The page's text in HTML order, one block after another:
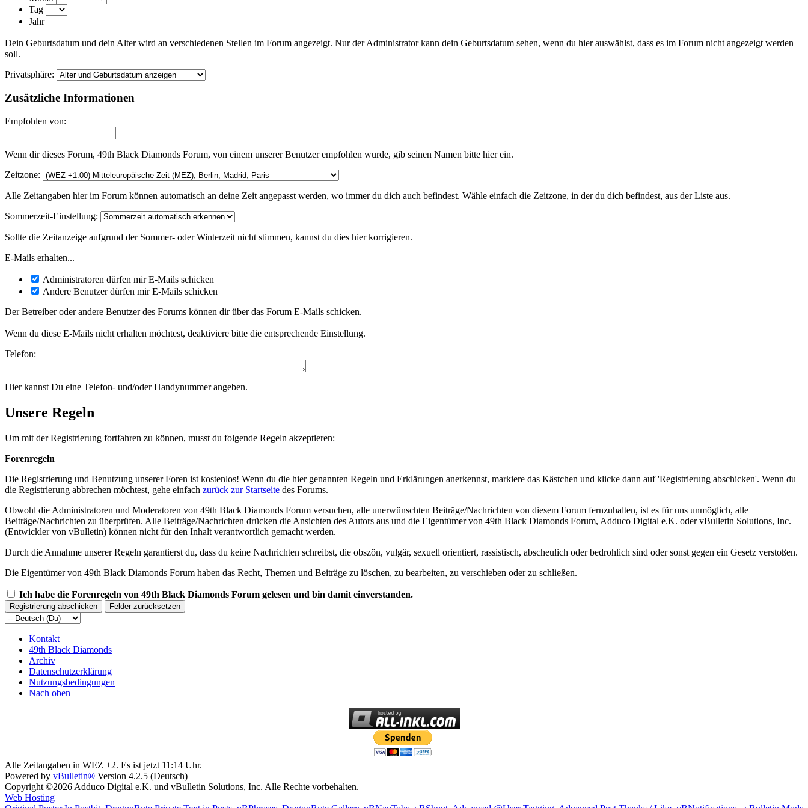
Tag
Jahr
Dein Geburtsdatum und dein Alter wird an verschiedenen Stellen im Forum angezeigt. Nur der Administrator kann dein Geburtsdatum sehen, wenn du hier auswählst, dass es im Forum nicht angezeigt werden
soll.
Privatsphäre:
Zusätzliche Informationen
Empfohlen von:
Wenn dir dieses Forum, 49th Black Diamonds Forum, von einem unserer Benutzer empfohlen wurde, gib seinen Namen bitte hier ein.
Zeitzone:
Alle Zeitangaben hier im Forum können automatisch an deine Zeit angepasst werden, wo immer du dich auch befindest. Wähle einfach die Zeitzone, in der du dich befindest, aus der Liste aus.
Sommerzeit-Einstellung:
Sollte die Zeitanzeige aufgrund der Sommer- oder Winterzeit nicht stimmen, kannst du dies hier korrigieren.
E-Mails erhalten...
Administratoren dürfen mir E-Mails schicken
Andere Benutzer dürfen mir E-Mails schicken
Der Betreiber oder andere Benutzer des Forums können dir über das Forum E-Mails schicken.
Wenn du diese E-Mails nicht erhalten möchtest, deaktiviere bitte die entsprechende Einstellung.
Telefon:
Hier kannst Du eine Telefon- und/oder Handynummer angeben.
Unsere Regeln
Um mit der Registrierung fortfahren zu können, musst du folgende Regeln akzeptieren:
Forenregeln
Die Registrierung und Benutzung unserer Foren ist kostenlos! Wenn du die hier genannten Regeln und Erklärungen anerkennst, markiere das Kästchen und klicke dann auf 'Registrierung abschicken'. Wenn du
die Registrierung abbrechen möchtest, gehe einfach zurück zur Startseite des Forums.
Obwohl die Administratoren und Moderatoren von 49th Black Diamonds Forum versuchen, alle unerwünschten Beiträge/Nachrichten von diesem Forum fernzuhalten, ist es für uns unmöglich, alle
Beiträge/Nachrichten zu überprüfen. Alle Beiträge/Nachrichten drücken die Ansichten des Autors aus und die Eigentümer von 49th Black Diamonds Forum, Adduco Digital e.K. oder vBulletin Solutions, Inc.
(Entwickler von vBulletin) können nicht für den Inhalt verantwortlich gemacht werden.
Durch die Annahme unserer Regeln garantierst du, dass du keine Nachrichten schreibst, die obszön, vulgär, sexuell orientiert, rassistisch, abscheulich oder bedrohlich sind oder sonst gegen ein Gesetz verstoßen.
Die Eigentümer von 49th Black Diamonds Forum haben das Recht, Themen und Beiträge zu löschen, zu bearbeiten, zu verschieben oder zu schließen.
Ich habe die Forenregeln von 49th Black Diamonds Forum gelesen und bin damit einverstanden.
Kontakt
49th Black Diamonds
Archiv
Datenschutzerklärung
Nutzungsbedingungen
Nach oben
Alle Zeitangaben in WEZ +2. Es ist jetzt 11:14 Uhr.
Powered by vBulletin® Version 4.2.5 (Deutsch)
Copyright ©2026 Adduco Digital e.K. und vBulletin Solutions, Inc. Alle Rechte vorbehalten.
Web Hosting